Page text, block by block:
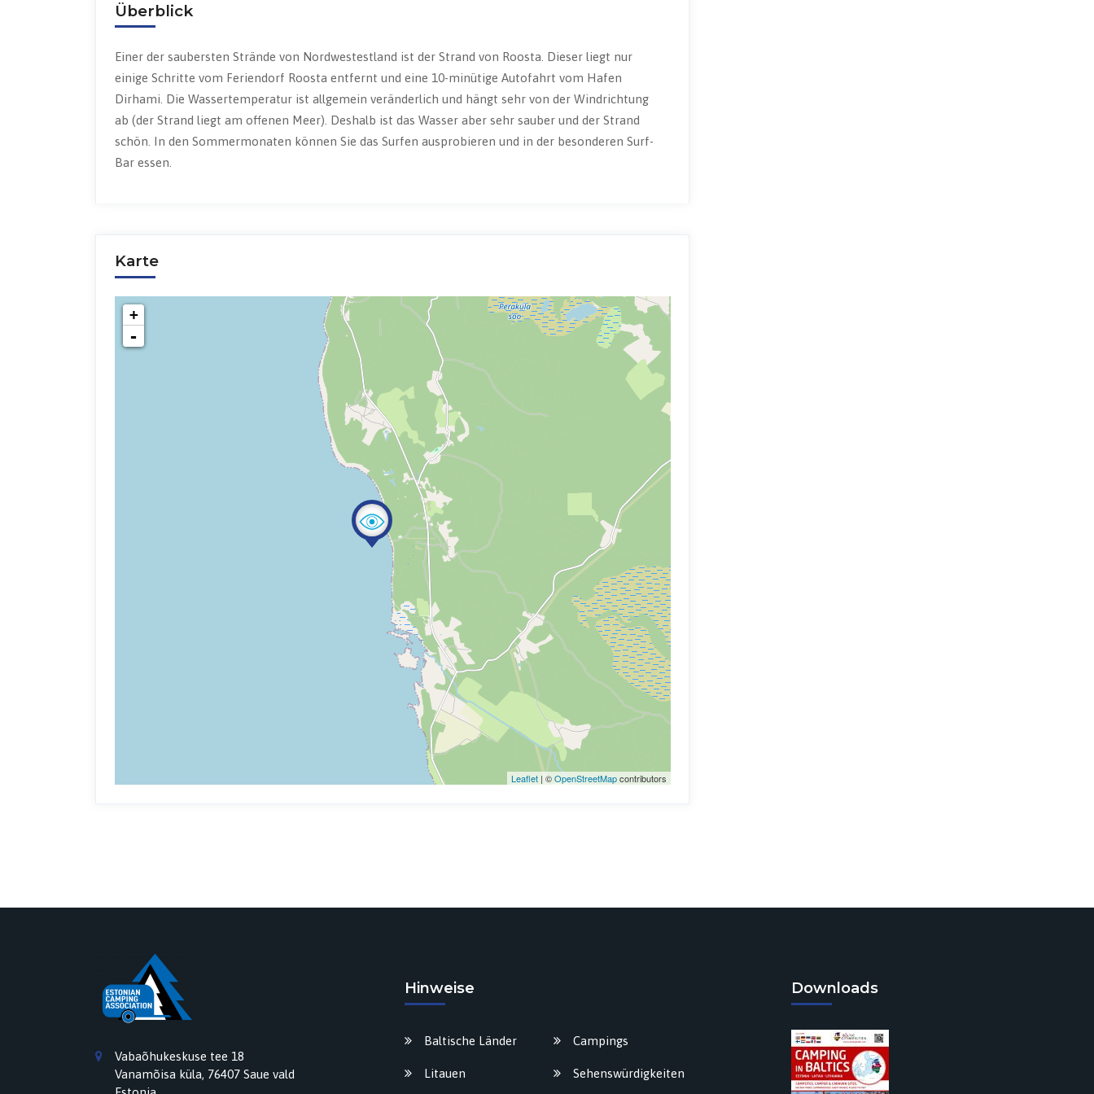
Überblick
Einer der saubersten Strände von Nordwestestland ist der Strand von Roosta. Dieser liegt nur
einige Schritte vom Feriendorf Roosta entfernt und eine 10-minütige Autofahrt vom Hafen
Dirhami. Die Wassertemperatur ist allgemein veränderlich und hängt sehr von der Windrichtung
ab (der Strand liegt am offenen Meer). Deshalb ist das Wasser aber sehr sauber und der Strand
schön. In den Sommermonaten können Sie das Surfen ausprobieren und in der besonderen Surf-
Bar essen.
Karte
+
-
Leaflet| ©OpenStreetMapcontributors
Vabaõhukeskuse tee 18
Vanamõisa küla, 76407 Saue vald
Hinweise
Baltische Länder
Litauen
Campings
Sehenswürdigkeiten
Downloads